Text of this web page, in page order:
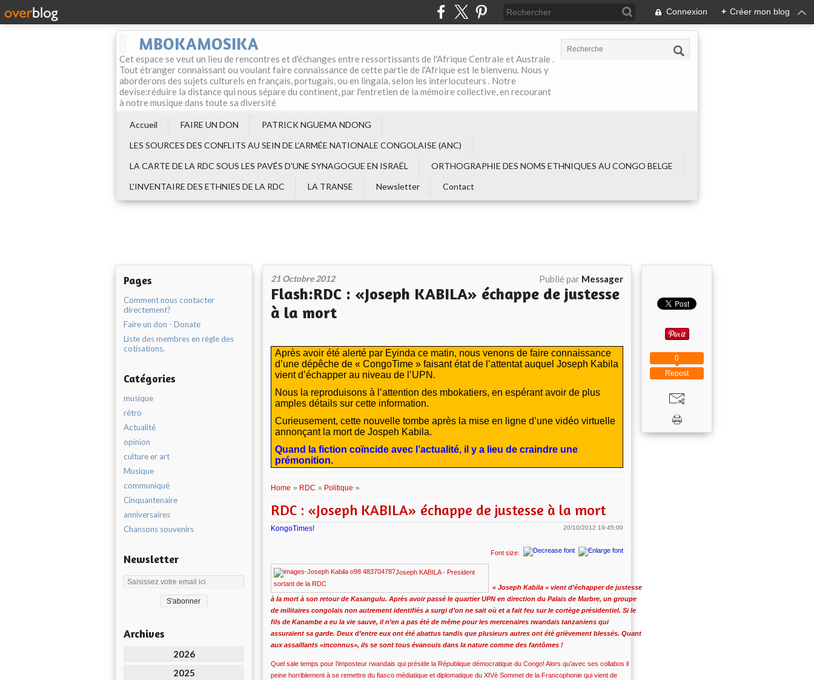
Connexion + Créer mon blog
MBOKAMOSIKA
Cet espace se veut un lieu de rencontres et d'échanges entre ressortissants de l'Afrique Centrale et Australe .
Tout étranger connaissant ou voulant faire connaissance de cette partie de l'Afrique est le bienvenu. Nous y
aborderons des sujets culturels en français, portugais, ou en lingala, selon les interlocuteurs . Notre
devise:réduire la distance qui nous sépare du continent, par l'entretien de la mémoire collective, en recourant
à notre musique dans toute sa diversité
Accueil FAIRE UN DON
PATRICK NGUEMA NDONG
LES SOURCES DES CONFLITS AU SEIN DE L‘ARMÉE NATIONALE CONGOLAISE (ANC)
LA CARTE DE LA RDC SOUS LES PAVÉS D'UNE SYNAGOGUE EN ISRAËL
ORTHOGRAPHIE DES NOMS ETHNIQUES AU CONGO BELGE
L'INVENTAIRE DES ETHNIES DE LA RDC
LA TRANSE Newsletter Contact
Pages
Comment nous contacter
directement?
Faire un don - Donate
Liste des membres en règle des
cotisations.
Catégories
musique
rétro
Actualité
opinion
culture er art
Musique
communiqué
Cinquantenaire
anniversaires
Chansons souvenirs
Newsletter
Archives
2026
2025
21 Octobre 2012 Publié par Messager
Flash:RDC : «Joseph KABILA» échappe de justesse
à la mort
Après avoir été alerté par Eyinda ce matin, nous venons de faire connaissance
d’une dépêche de « CongoTime » faisant état de l’attentat auquel Joseph Kabila
vient d’échapper au niveau de l’UPN.
Nous la reproduisons à l’attention des mbokatiers, en espérant avoir de plus
amples détails sur cette information.
Curieusement, cette nouvelle tombe après la mise en ligne d’une vidéo virtuelle
annonçant la mort de Jospeh Kabila.
Quand la fiction coïncide avec l’actualité, il y a lieu de craindre une
prémonition.
Home » RDC » Politique »
RDC : «Joseph KABILA» échappe de justesse à la mort
20/10/2012 19:45:00
KongoTimes!
Font size:
Joseph KABILA - President
sortant de la RDC
« Joseph Kabila » vient d’échapper de justesse
à la mort à son retour de Kasangulu. Après avoir passé le quartier UPN en direction du Palais de Marbre, un groupe
de militaires congolais non autrement identifiés a surgi d’on ne sait où et a fait feu sur le cortège présidentiel. Si le
fils de Kanambe a eu la vie sauve, il n’en a pas été de même pour les mercenaires rwandais tanzaniens qui
assuraient sa garde. Deux d’entre eux ont été abattus tandis que plusieurs autres ont été grièvement blessés. Quant
aux assaillants «inconnus», ils se sont tous évanouis dans la nature comme des fantômes !
Quel sale temps pour l’imposteur rwandais qui préside la République démocratique du Congo! Alors qu’avec ses collabos il
peine horriblement à se remettre du fiasco médiatique et diplomatique du XIVè Sommet de la Francophonie qui vient de
Repost
0